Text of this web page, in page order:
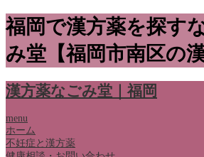
福岡で漢方薬を探す
み堂【福岡市南区の漢
漢方薬なごみ堂｜福岡
menu
ホーム
不妊症と漢方薬